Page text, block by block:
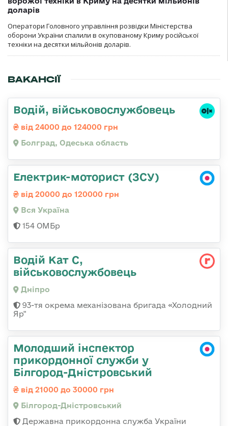
доларів
Оператори Головного управління розвідки Міністерства
оборони України спалили в окупованому Криму російської
техніки на десятки мільйонів доларів.
ВАКАНСІЇ
Водій, військовослужбовець
від 24000 до 124000 грн
Болград, Одеська область
Електрик-моторист (ЗСУ)
від 20000 до 120000 грн
Вся Україна
154 ОМБр
Водій Кат С,
військовослужбовець
Дніпро
93-тя окрема механізована бригада «Холодний
Яр"
Молодший інспектор
прикордонної служби у
Білгород-Дністровський
від 21000 до 30000 грн
Білгород-Дністровський
Державна прикордонна служба України